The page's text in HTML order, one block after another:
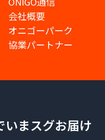
会社概要
オニゴーパーク
協業パートナー
いまスグお届け